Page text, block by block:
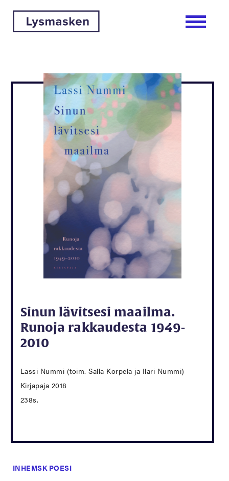
Sinun lävitsesi maailma.
Runoja rakkaudesta 1949-
2010
Lassi Nummi (toim. Salla Korpela ja Ilari Nummi)
Kirjapaja 2018
238s.
INHEMSK POESI